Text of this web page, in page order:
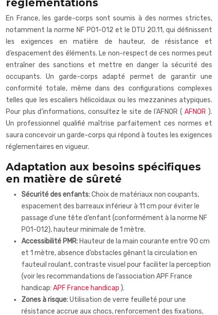
réglementations
En France, les garde-corps sont soumis à des normes strictes,
notamment la norme NF P01-012 et le DTU 20.11, qui définissent
les exigences en matière de hauteur, de résistance et
d’espacement des éléments. Le non-respect de ces normes peut
entraîner des sanctions et mettre en danger la sécurité des
occupants. Un garde-corps adapté permet de garantir une
conformité totale, même dans des configurations complexes
telles que les escaliers hélicoïdaux ou les mezzanines atypiques.
Pour plus d’informations, consultez le site de l’AFNOR (AFNOR ).
Un professionnel qualifié maîtrise parfaitement ces normes et
saura concevoir un garde-corps qui répond à toutes les exigences
réglementaires en vigueur.
Adaptation aux besoins spécifiques
en matière de sûreté
Sécurité des enfants:Choix de matériaux non coupants,
espacement des barreaux inférieur à 11 cm pour éviter le
passage d’une tête d’enfant (conformément à la norme NF
P01-012), hauteur minimale de 1 mètre.
Accessibilité PMR: Hauteur de la main courante entre 90 cm
et 1 mètre, absence d’obstacles gênant la circulation en
fauteuil roulant, contraste visuel pour faciliter la perception
(voir les recommandations de l’association APF France
handicap: APF France handicap ).
Zones à risque:Utilisation de verre feuilleté pour une
résistance accrue aux chocs, renforcement des fixations,